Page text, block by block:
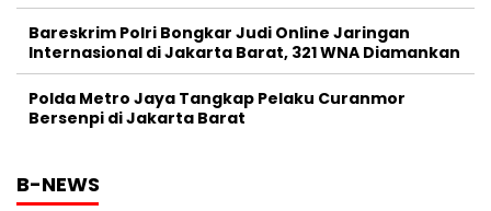
Bareskrim Polri Bongkar Judi Online Jaringan
Internasional di Jakarta Barat, 321 WNA Diamankan
Polda Metro Jaya Tangkap Pelaku Curanmor
Bersenpi di Jakarta Barat
B-NEWS